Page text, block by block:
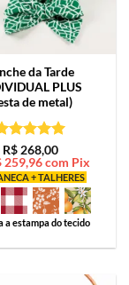
da Tarde
PLUS
de metal)
Avaliação5
5
R$268,00
259,96com Pix
+ TALHERES
a estampa do tecido